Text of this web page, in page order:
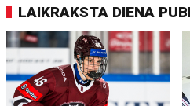
LAIKRAKSTA DIENA